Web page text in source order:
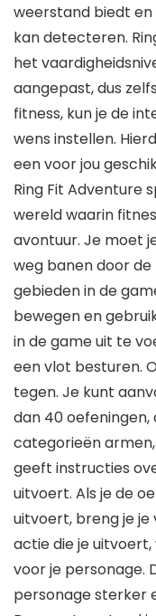
weerstand biedt en
kan detecteren.
het
aangepast, dus
fitness, kun je de
wens instellen.
een voor jou
Ring Fit Adventure
wereld waarin
avontuur. Je moet
weg banen door
gebieden in de
bewegen en
in de game uit te
een vlot besturen.
tegen. Je kunt
dan 40 oefeningen,
categorieën
geeft instructies
uitvoert. Als je de
uitvoert, breng je je
actie die je
voor je personage.
personage sterker